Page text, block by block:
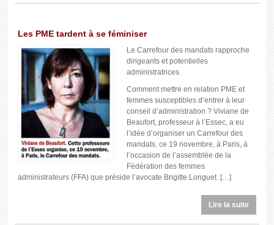
Les PME tardent à se féminiser
Le Carrefour des mandats rapproche
dirigeants et potentielles
administratrices.
Comment mettre en relation PME et
femmes susceptibles d’entrer à leur
conseil d’administration ? Viviane de
Beaufort, professeur à l’Essec, a eu
l’idée d’organiser un Carrefour des
mandats, ce 19 novembre, à Paris, à
l’occasion de l’assemblée de la
Fédération des femmes
administrateurs (FFA) que préside l’avocate Brigitte Longuet. […]
Lire la suite